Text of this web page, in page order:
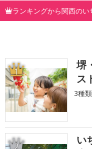
ランキングから関西の
1
堺
ス
3種
2
い